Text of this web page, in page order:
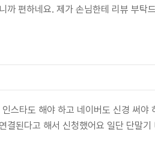
편하네요. 제가 손님한테 리뷰 부
스타도 해야 하고 네이버도 신경 써
된다고 해서 신청했어요 일단 단말